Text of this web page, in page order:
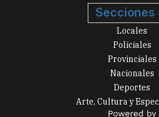
Secciones
Locales
Policiales
Provinciales
Nacionales
Deportes
Arte, Cultura y